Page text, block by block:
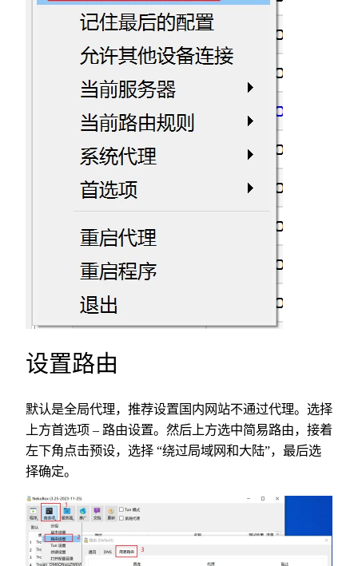
设置路由
默认是全局代理，推荐设置国内网站不通过代理。选择
上方首选项 – 路由设置。然后上方选中简易路由，接着
左下角点击预设，选择 “绕过局域网和大陆”，最后选
择确定。